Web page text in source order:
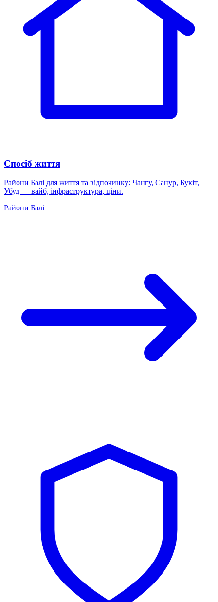
Спосіб життя
Райони Балі для життя та відпочинку: Чангу, Санур, Букіт,
Убуд — вайб, інфраструктура, ціни.
Райони Балі